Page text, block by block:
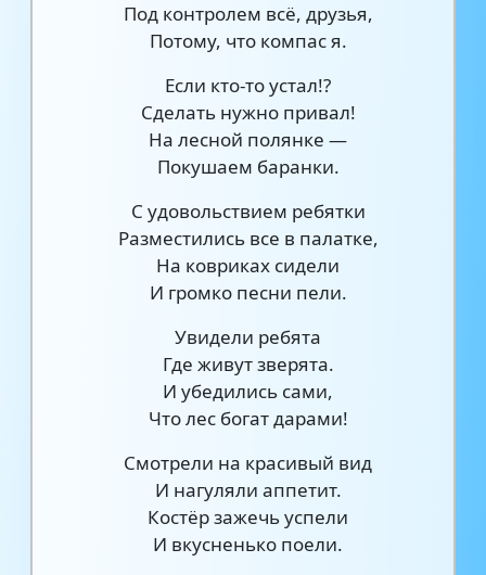
Под контролем всё, друзья,
Потому, что компас я.
Если кто-то устал!?
Сделать нужно привал!
На лесной полянке —
Покушаем баранки.
С удовольствием ребятки
Разместились все в палатке,
На ковриках сидели
И громко песни пели.
Увидели ребята
Где живут зверята.
И убедились сами,
Что лес богат дарами!
Смотрели на красивый вид
И нагуляли аппетит.
Костёр зажечь успели
И вкусненько поели.